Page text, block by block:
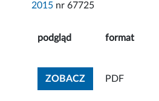
2015 nr 67725
podgląd format
ZOBACZZOBACZ
PDF